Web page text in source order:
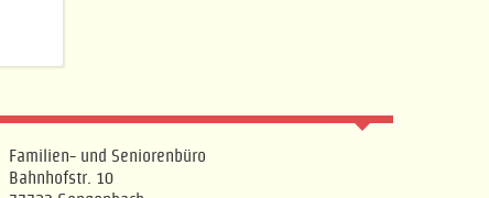
Familien- und Seniorenbüro
Bahnhofstr. 10